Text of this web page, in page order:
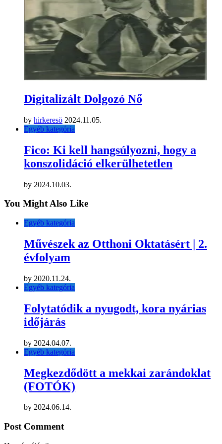
Digitalizált Dolgozó Nő
by hirkeresö 2024.11.05.
Egyéb kategória
Fico: Ki kell hangsúlyozni, hogy a
konszolidáció elkerülhetetlen
by 2024.10.03.
You Might Also Like
Egyéb kategória
Művészek az Otthoni Oktatásért | 2.
évfolyam
by 2020.11.24.
Egyéb kategória
Folytatódik a nyugodt, kora nyárias
időjárás
by 2024.04.07.
Egyéb kategória
Megkezdődött a mekkai zarándoklat
(FOTÓK)
by 2024.06.14.
Post Comment